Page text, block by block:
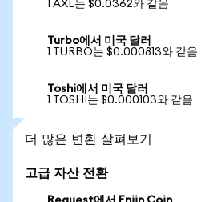
1 AXL는 $0.0362와 같음
Turbo에서 미국 달러
1 TURBO는 $0.000813와 같음
Toshi에서 미국 달러
1 TOSHI는 $0.000103와 같음
더 많은 변환 살펴보기
고급 자산 전환